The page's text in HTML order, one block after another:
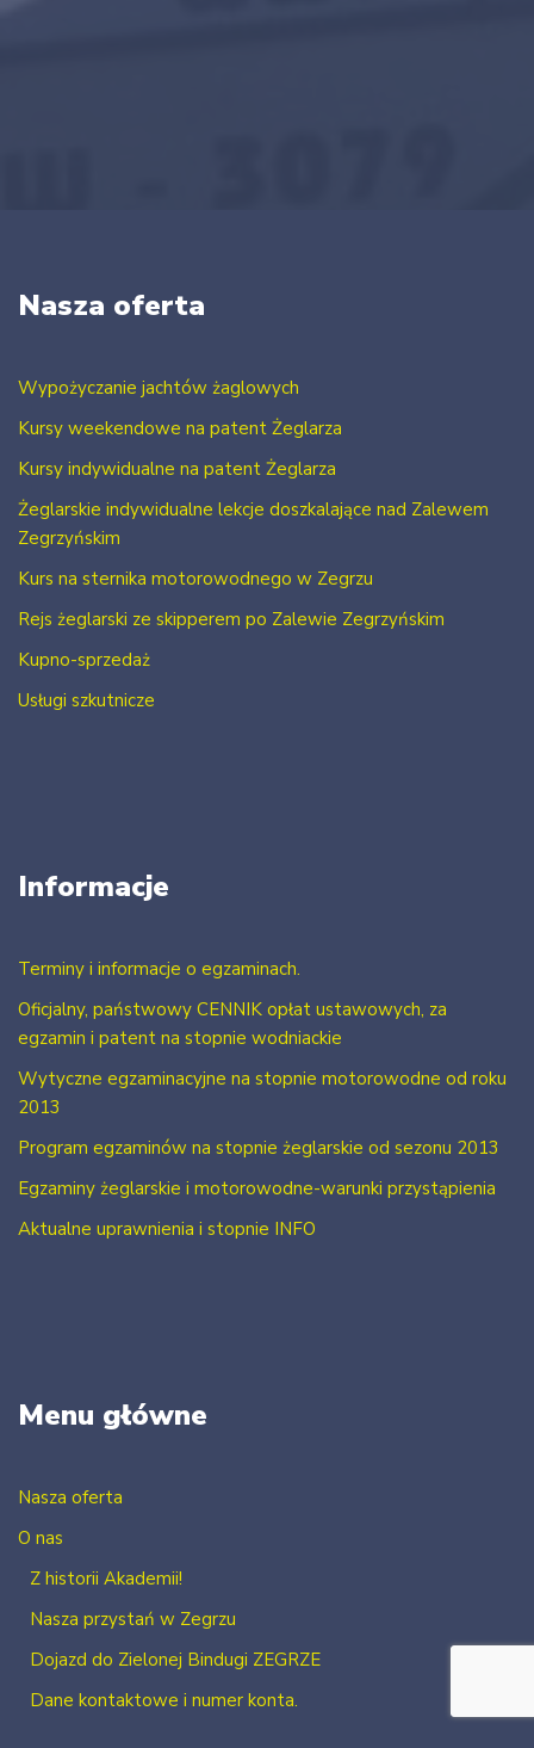
Nasza oferta
Wypożyczanie jachtów żaglowych
Kursy weekendowe na patent Żeglarza
Kursy indywidualne na patent Żeglarza
Żeglarskie indywidualne lekcje doszkalające nad Zalewem
Zegrzyńskim
Kurs na sternika motorowodnego w Zegrzu
Rejs żeglarski ze skipperem po Zalewie Zegrzyńskim
Kupno-sprzedaż
Usługi szkutnicze
Informacje
Terminy i informacje o egzaminach.
Oficjalny, państwowy CENNIK opłat ustawowych, za
egzamin i patent na stopnie wodniackie
Wytyczne egzaminacyjne na stopnie motorowodne od roku
2013
Program egzaminów na stopnie żeglarskie od sezonu 2013
Egzaminy żeglarskie i motorowodne-warunki przystąpienia
Aktualne uprawnienia i stopnie INFO
Menu główne
Nasza oferta
O nas
Z historii Akademii!
Nasza przystań w Zegrzu
Dojazd do Zielonej Bindugi ZEGRZE
Dane kontaktowe i numer konta.